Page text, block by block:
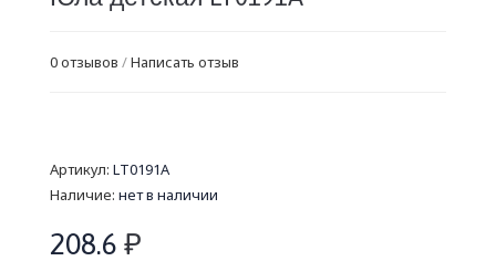
0 отзывов /Написать отзыв
Артикул: LT0191A
Наличие: нет в наличии
208.6 ₽